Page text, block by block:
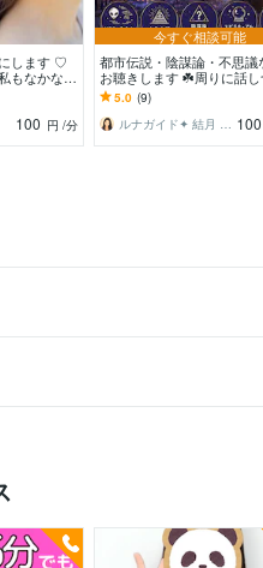
します ♡
もなかなか
100 円 /分
今すぐ相談可能
都市伝説・陰謀論・不思議
お聴きします ☘️周りに話し
い話題も気軽にどうぞ☘️
5.0 (9)
ルナガイド✦ 結月 Yuzuki 100